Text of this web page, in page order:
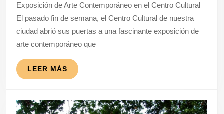
de
Arte
Contemporáneo
en
el
Centro
Cultural
Exposición de Arte Contemporáneo en el Centro Cultural
El pasado fin de semana, el Centro Cultural de nuestra
ciudad abrió sus puertas a una fascinante exposición de
arte contemporáneo que
LEER MÁS LEER
MÁS